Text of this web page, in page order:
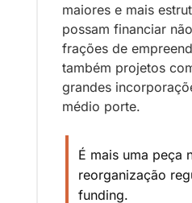
maiores e mais
possam financiar
frações de
também projetos
grandes
médio porte.
É mais uma peça
reorganização
funding.